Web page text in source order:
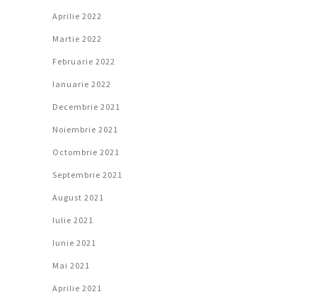
Aprilie 2022
Martie 2022
Februarie 2022
Ianuarie 2022
Decembrie 2021
Noiembrie 2021
Octombrie 2021
Septembrie 2021
August 2021
Iulie 2021
Iunie 2021
Mai 2021
Aprilie 2021